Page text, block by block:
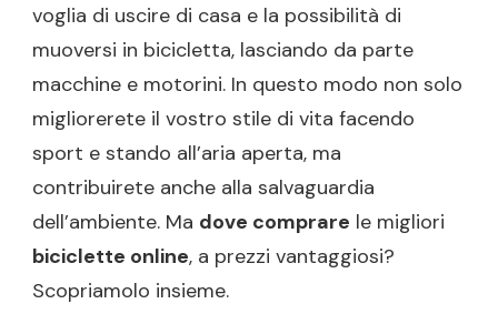
voglia di uscire di casa e la possibilità di
muoversi in bicicletta, lasciando da parte
macchine e motorini. In questo modo non solo
migliorerete il vostro stile di vita facendo
sport e stando all’aria aperta, ma
contribuirete anche alla salvaguardia
dell’ambiente. Ma dove comprare le migliori
biciclette online, a prezzi vantaggiosi?
Scopriamolo insieme.